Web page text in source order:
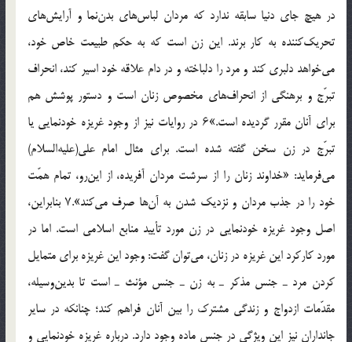
در هیچ جای دنیا سابقه ندارد که مردان لباس‌های بدن‌نما و آرایش‌های
تحریک‌کننده به کار برند. این زن است که به حکم طبیعت خاص خود،
می‌خواهد دلبری کند و مرد را دلباخته و در دام علاقه خود اسیر کند، انحراف
تبرّج و برهنگی از انحراف‌های مخصوص زنان است و دستور پوشش هم
برای آنان مقرر گردیده است.»۶ در روایات نیز از وجود غریزه خودنمایی یا
تبرّج در زن سخن گفته شده است. برای مثال امام علی(علیه‌السلام)
می‌فرماید: «خداوند زنان را از سرشت مردان آفریده، از این‌رو، تمام همّت
خود را در جذب مردان و نزدیک شدن به آن‌ها صرف می‌کند».۷ بنابراین،
اصل وجود غریزه خودنمایی در زن مورد تأیید منابع اسلامی است. اما در
مورد کارکرد این غریزه در زنان، می‌توان گفت: وجود این غریزه برای متمایل
کردن مرد ـ جنس مذکر ـ به زن ـ جنس مؤنث ـ است تا بدین‌وسیله،
مقدّمات ازدواج و زندگی مشترک را بین آنان فراهم کند؛ چنانکه در سایر
جانداران نیز این ویژگی در جنس ماده وجود دارد. درباره غریزه خودنمایی و